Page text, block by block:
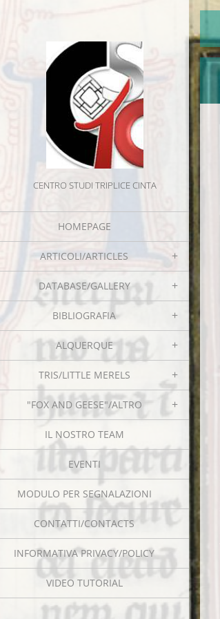
CENTRO STUDI TRIPLICE CINTA
HOMEPAGE
ARTICOLI/ARTICLES
DATABASE/GALLERY
BIBLIOGRAFIA
ALQUERQUE
TRIS/LITTLE MERELS
"FOX AND GEESE"/ALTRO
IL NOSTRO TEAM
EVENTI
MODULO PER SEGNALAZIONI
CONTATTI/CONTACTS
INFORMATIVA PRIVACY/POLICY
VIDEO TUTORIAL